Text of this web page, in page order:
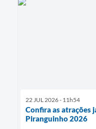
22 JUL 2026 - 11h54
Confira as atrações
Piranguinho 2026